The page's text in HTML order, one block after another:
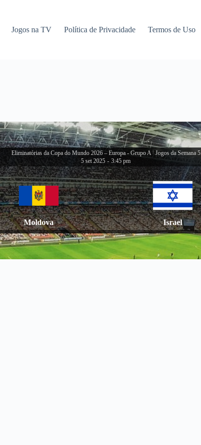
Jogos na TV Política de Privacidade Termos de Uso
Eliminatórias da Copa do Mundo 2026 – Europa - Grupo A
Jogos da Semana 5
5 set 2025 - 3:45 pm
Moldova Israel